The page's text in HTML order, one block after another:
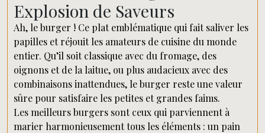
Explosion de Saveurs
Ah, le burger ! Ce plat emblématique qui fait saliver les
papilles et réjouit les amateurs de cuisine du monde
entier. Qu’il soit classique avec du fromage, des
oignons et de la laitue, ou plus audacieux avec des
combinaisons inattendues, le burger reste une valeur
sûre pour satisfaire les petites et grandes faims.
Les meilleurs burgers sont ceux qui parviennent à
marier harmonieusement tous les éléments : un pain